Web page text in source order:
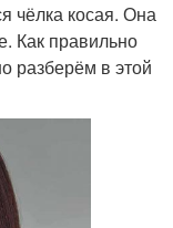
чёлка косая. Она
Как правильно
разберём в этой